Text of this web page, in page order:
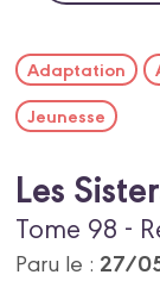
Adaptation
Jeunesse
Les
Tome 98 -
Paru le : 27/